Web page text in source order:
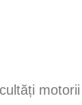
motorii